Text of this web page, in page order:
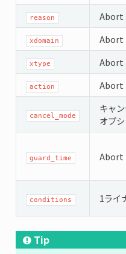
reason Abort
xdomain Abort
xtype Abort
action Abort
cancel_mode
キャ
オプ
guard_time Abort
conditions 1ライ
Tip